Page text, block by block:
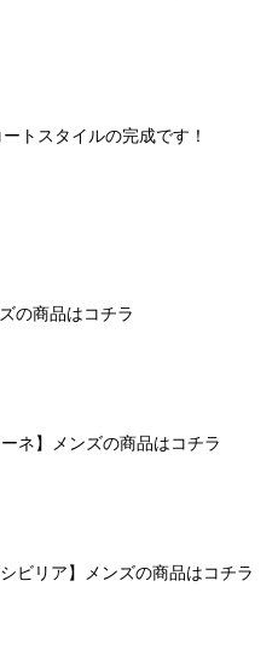
トスタイルの完成です！
の商品はコチラ
ネ】メンズの商品はコチラ
ビリア】メンズの商品はコチラ